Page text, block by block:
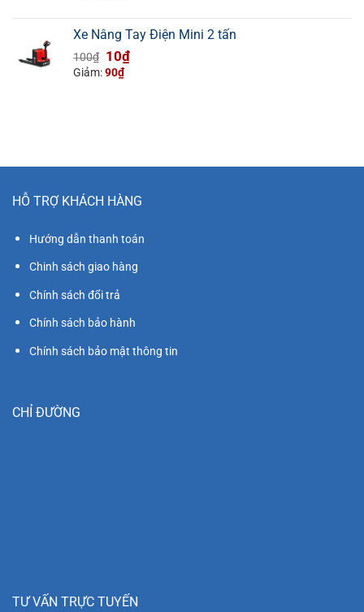
10₫.
Xe Nâng Tay Điện Mini 2 tấn
100₫ Giá
gốc
10₫Giá
Giảm:90₫
HỖ TRỢ KHÁCH HÀNG
Hướng dẫn thanh toán
Chinh sách giao hàng
Chính sách đổi trả
Chính sách bảo hành
Chính sách bảo mật thông tin
CHỈ ĐƯỜNG
TƯ VẤN TRỰC TUYẾN